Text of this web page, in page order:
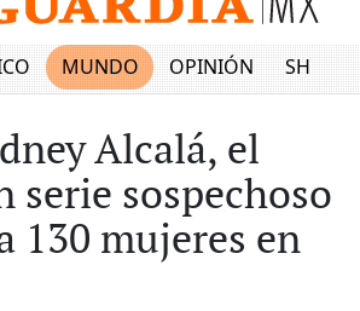
MUNDO OPINIÓN SHOW
Alcalá, el
serie sospechoso
130 mujeres en